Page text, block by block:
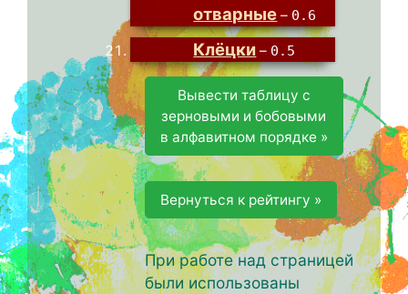
отварные – 0.6
Клёцки – 0.5
Вывести таблицу с
зерновыми и бобовыми
в алфавитном порядке »
Вернуться к рейтингу »
При работе над страницей
были использованы